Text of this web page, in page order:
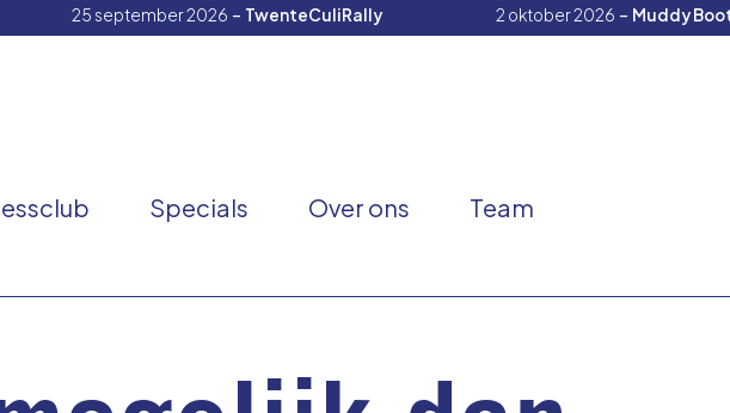
25 september 2026 - TwenteCuliRally 2 oktober 2026 - Muddy
Specials Over ons
Team